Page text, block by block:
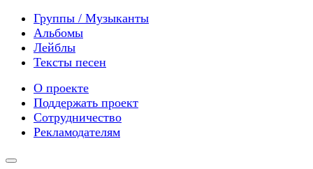
Группы / Музыканты
Альбомы
Лейблы
Тексты песен
О проекте
Поддержать проект
Сотрудничество
Рекламодателям